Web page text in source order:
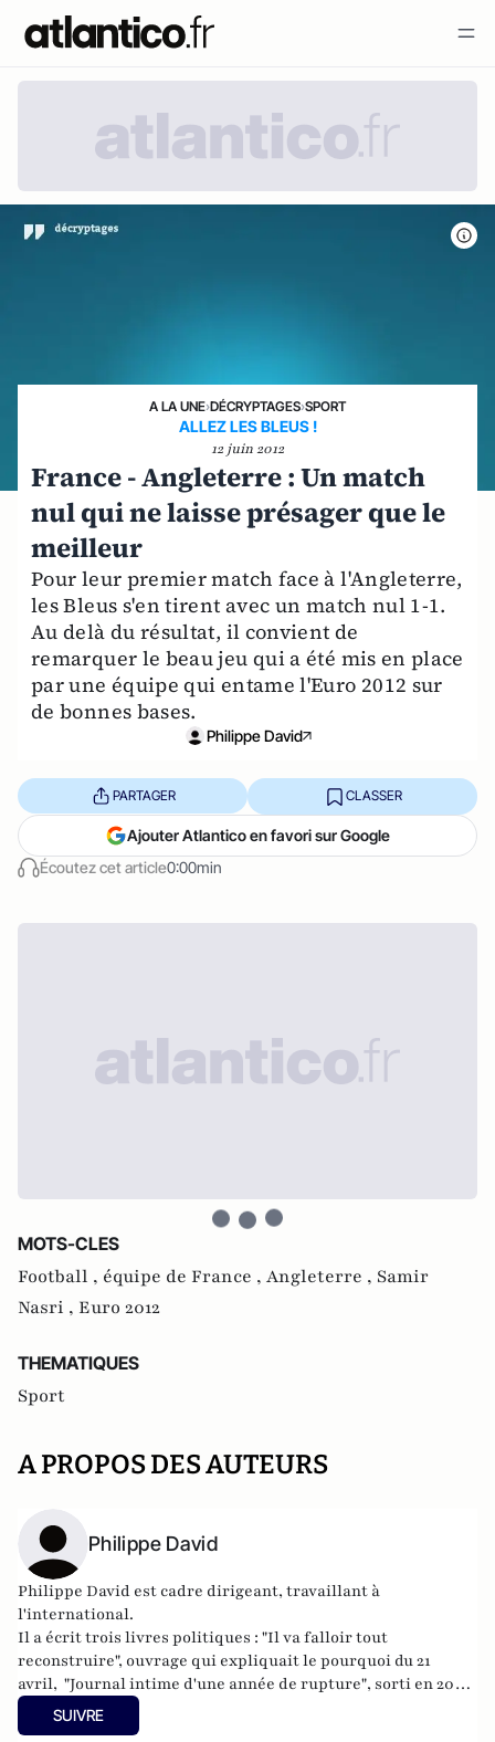
A LA UNE›DÉCRYPTAGES›SPORT
ALLEZ LES BLEUS !
12 juin 2012
France - Angleterre : Un match
nul qui ne laisse présager que le
meilleur
Pour leur premier match face à l'Angleterre,
les Bleus s'en tirent avec un match nul 1-1.
Au delà du résultat, il convient de
remarquer le beau jeu qui a été mis en place
par une équipe qui entame l'Euro 2012 sur
de bonnes bases.
Philippe David
Écoutez cet article0:00min
PARTAGER CLASSER
Ajouter Atlantico en favori sur Google
MOTS-CLES
Football , équipe de France , Angleterre , Samir
Nasri , Euro 2012
THEMATIQUES
Sport
A PROPOS DES AUTEURS
Philippe David
Philippe David est cadre dirigeant, travaillant à
l'international.
Il a écrit trois livres politiques : "Il va falloir tout
reconstruire", ouvrage qui expliquait le pourquoi du 21
avril, "Journal intime d'une année de rupture", sorti en 2009
aux éditions de l'Ixcéa, qui retrace les deux premières
années de présidence Sarkozy et "
SUIVRE